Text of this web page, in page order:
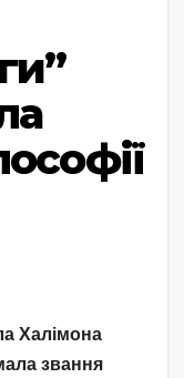
Халімона
звання